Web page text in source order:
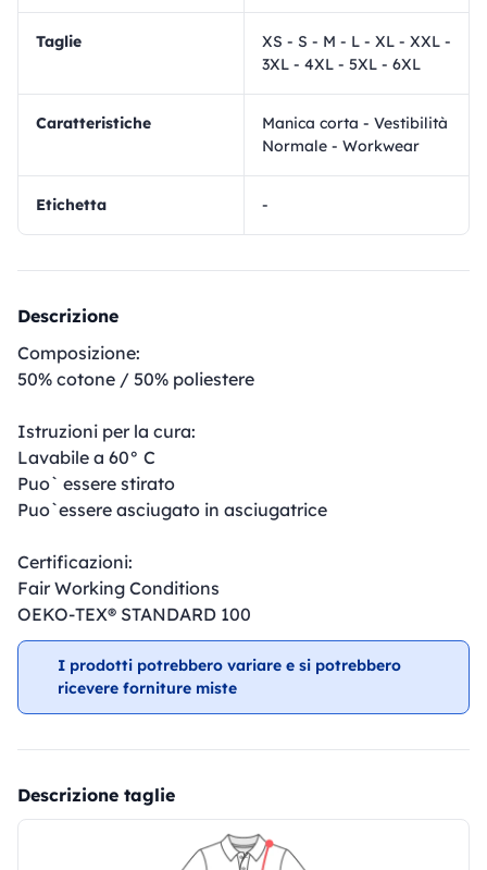
Taglie
XS - S - M - L - XL - XXL -
3XL - 4XL - 5XL - 6XL
Caratteristiche
Manica corta - Vestibilità
Normale - Workwear
Etichetta -
Descrizione
Composizione:
50% cotone / 50% poliestere
Istruzioni per la cura:
Lavabile a 60° C
Puo` essere stirato
Puo`essere asciugato in asciugatrice
Certificazioni:
Fair Working Conditions
OEKO-TEX® STANDARD 100
I prodotti potrebbero variare e si potrebbero
ricevere forniture miste
Descrizione taglie